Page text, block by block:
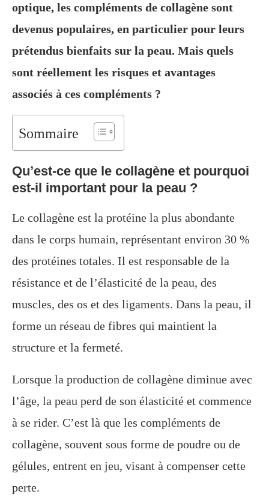
optique, les compléments de collagène sont
devenus populaires, en particulier pour leurs
prétendus bienfaits sur la peau. Mais quels
sont réellement les risques et avantages
associés à ces compléments ?
Sommaire
Qu’est-ce que le collagène et pourquoi
est-il important pour la peau ?
Le collagène est la protéine la plus abondante
dans le corps humain, représentant environ 30 %
des protéines totales. Il est responsable de la
résistance et de l’élasticité de la peau, des
muscles, des os et des ligaments. Dans la peau, il
forme un réseau de fibres qui maintient la
structure et la fermeté.
Lorsque la production de collagène diminue avec
l’âge, la peau perd de son élasticité et commence
à se rider. C’est là que les compléments de
collagène, souvent sous forme de poudre ou de
gélules, entrent en jeu, visant à compenser cette
perte.